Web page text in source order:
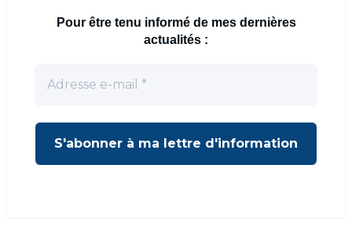
Pour être tenu informé de mes dernières
actualités :